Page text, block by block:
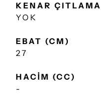
KENAR
YOK
EBAT (CM)
27
HACİM (CC)
-